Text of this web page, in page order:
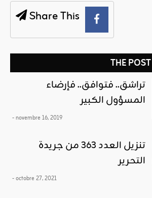
Share This
THE
تراشق.. فتوافق.. فإرضاء
المسؤول الكبير
- novembre 16, 2019
تنزيل العدد 363 من جريدة
التحرير
- octobre 27, 2021